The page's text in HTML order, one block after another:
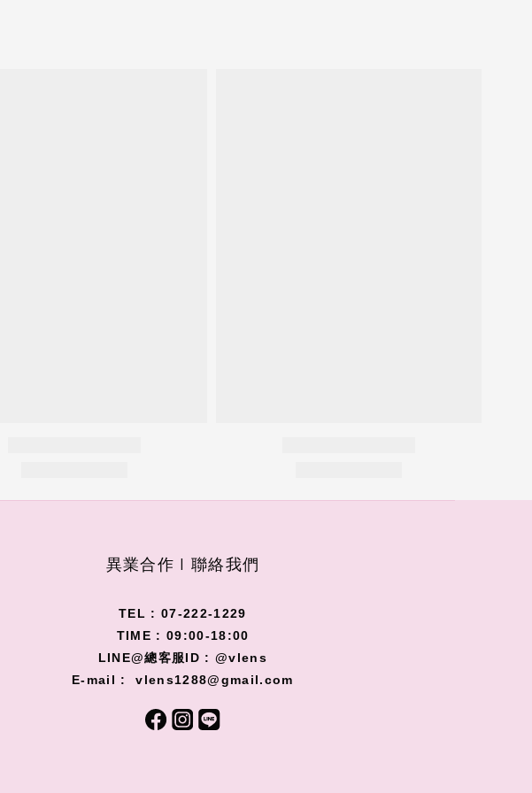
異業合作 I 聯絡我們
TEL : 07-222-1229
TIME : 09:00-18:00
LINE@總客服ID : @vlens
E-mail : vlens1288@gmail.com